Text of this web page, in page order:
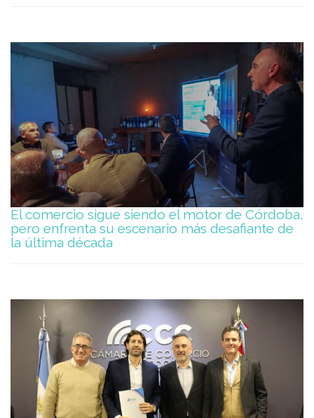
El comercio sigue siendo el motor de Córdoba,
pero enfrenta su escenario más desafiante de
la última década